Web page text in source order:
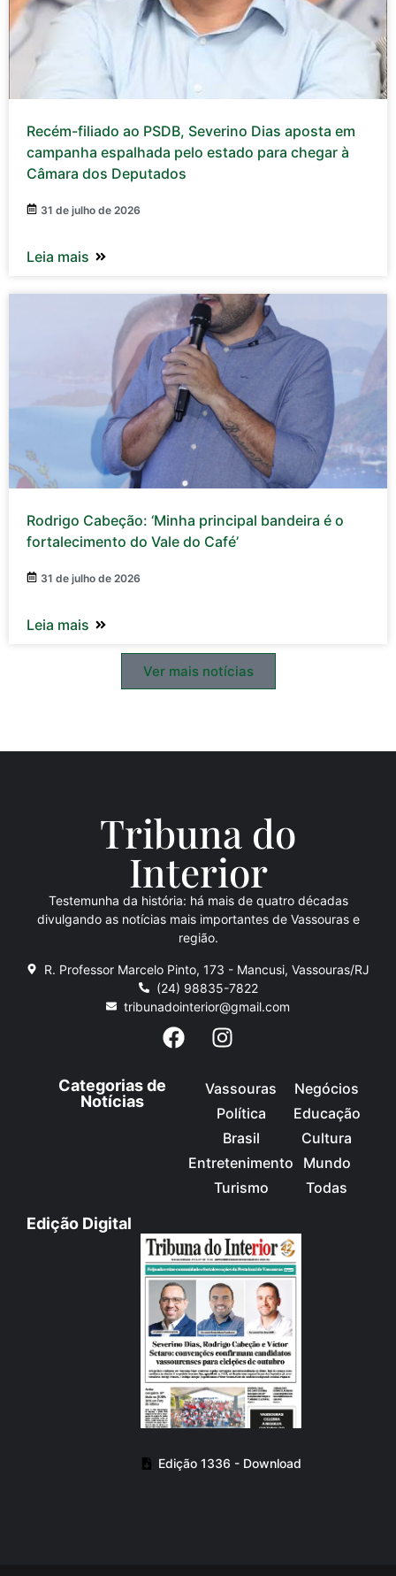
Recém-filiado ao PSDB, Severino Dias aposta em
campanha espalhada pelo estado para chegar à
Câmara dos Deputados
31 de julho de 2026
Leia mais
Rodrigo Cabeção: ‘Minha principal bandeira é o
fortalecimento do Vale do Café’
31 de julho de 2026
Leia mais
Ver mais notícias
Tribuna do
Interior
Testemunha da história: há mais de quatro décadas
divulgando as notícias mais importantes de Vassouras e
região.
R. Professor Marcelo Pinto, 173 - Mancusi, Vassouras/RJ
(24) 98835-7822
tribunadointerior@gmail.com
Categorias de
Notícias
Vassouras
Política
Brasil
Entretenimento
Turismo
Negócios
Educação
Cultura
Mundo
Todas
Edição Digital
Edição 1336 - Download